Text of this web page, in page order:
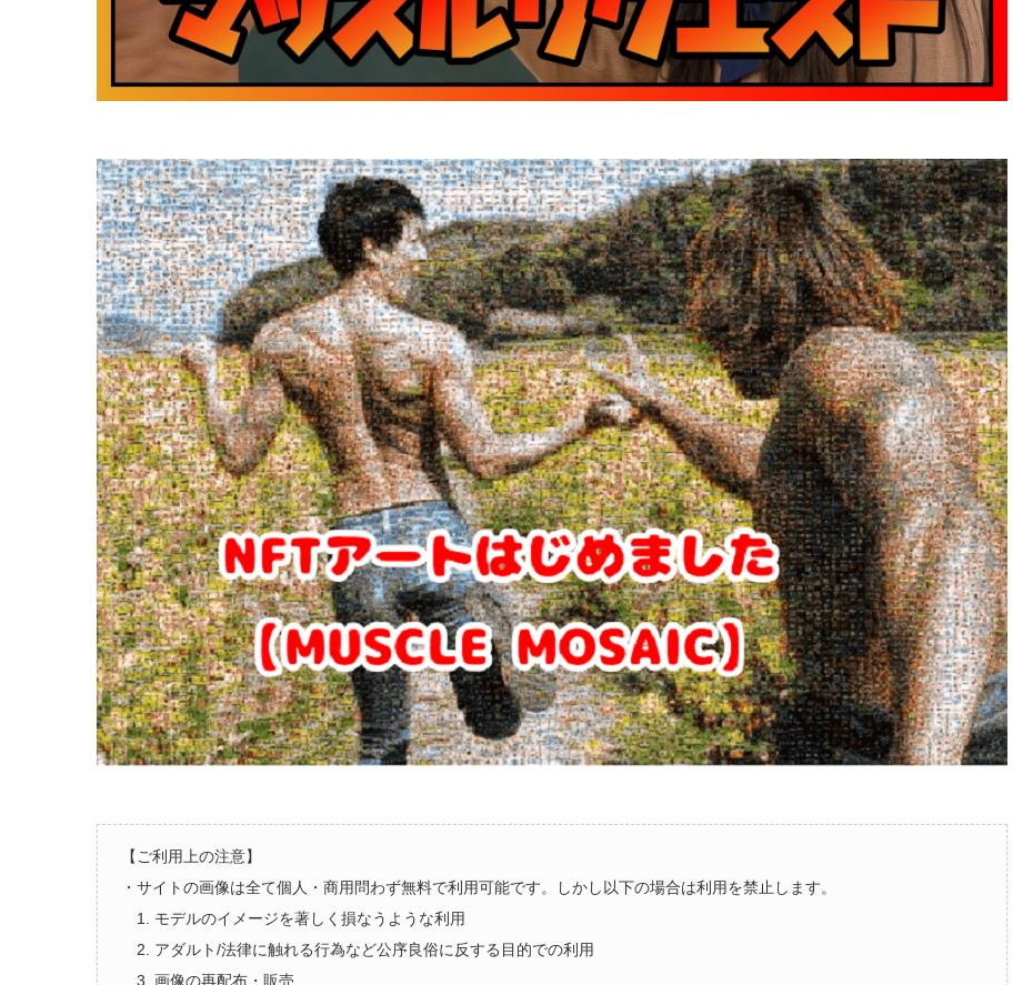
【ご利用上の注意】
・サイトの画像は全て個人・商用問わず無料で利用可能です。しかし以下の場合は利用を禁止します。
1. モデルのイメージを著しく損なうような利用
2. アダルト/法律に触れる行為など公序良俗に反する目的での利用
3. 画像の再配布・販売